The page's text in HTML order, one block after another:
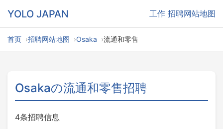
YOLO JAPAN 工作 招聘网站地图
首页 招聘网站地图 Osaka 流通和零售
Osakaの流通和零售招聘
4条招聘信息